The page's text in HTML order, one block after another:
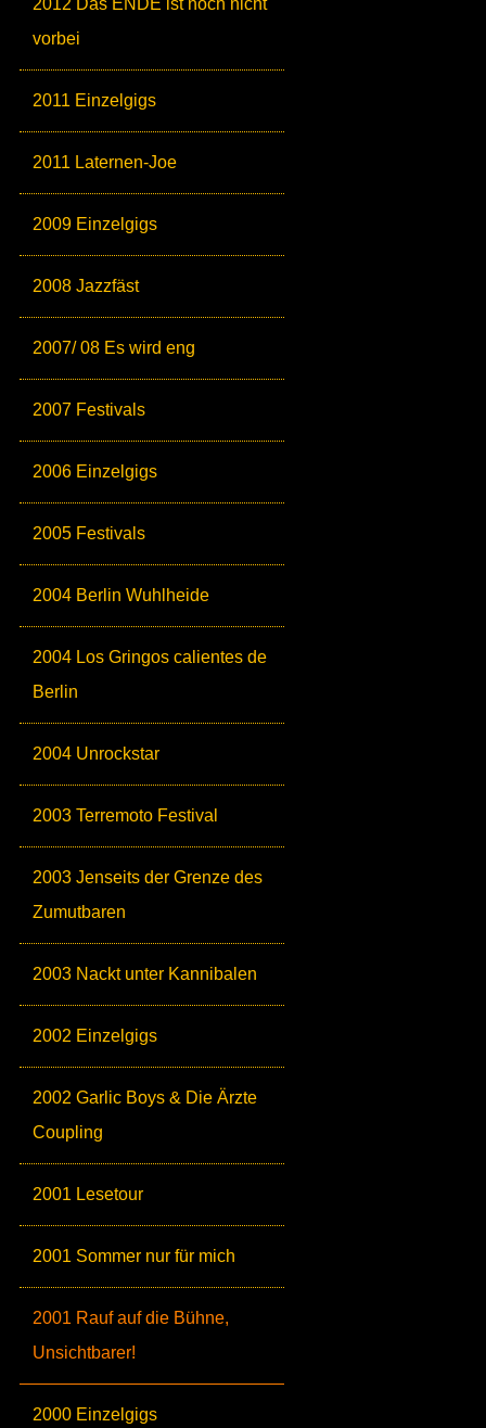
2012 Das ENDE ist noch nicht
vorbei
2011 Einzelgigs
2011 Laternen-Joe
2009 Einzelgigs
2008 Jazzfäst
2007/ 08 Es wird eng
2007 Festivals
2006 Einzelgigs
2005 Festivals
2004 Berlin Wuhlheide
2004 Los Gringos calientes de
Berlin
2004 Unrockstar
2003 Terremoto Festival
2003 Jenseits der Grenze des
Zumutbaren
2003 Nackt unter Kannibalen
2002 Einzelgigs
2002 Garlic Boys & Die Ärzte
Coupling
2001 Lesetour
2001 Sommer nur für mich
2001 Rauf auf die Bühne,
Unsichtbarer!
2000 Einzelgigs